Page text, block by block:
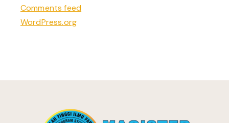
Comments feed
WordPress.org